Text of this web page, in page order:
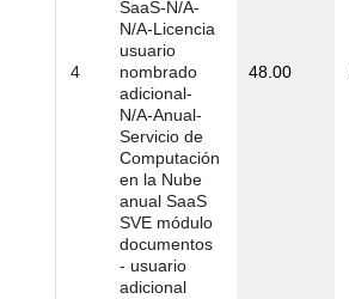
4
SaaS-N/A-
N/A-Licencia
usuario
nombrado
adicional-
N/A-Anual-
Servicio de
Computación
en la Nube
anual SaaS
SVE módulo
documentos
- usuario
adicional
48.00